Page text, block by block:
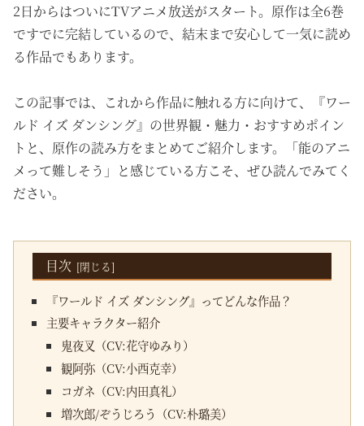
2日からはついにTVアニメ放送がスタート。原作は全6巻
ですでに完結しているので、結末まで安心して一気に読め
る作品でもあります。
この記事では、これから作品に触れる方に向けて、『ワー
ルド イズ ダンシング』の世界観・魅力・おすすめポイン
トと、原作の読み方をまとめてご紹介します。「能のアニ
メって難しそう」と感じている方こそ、ぜひ読んでみてく
ださい。
目次
『ワールド イズ ダンシング』ってどんな作品？
主要キャラクター紹介
鬼夜叉（CV:花守ゆみり）
観阿弥（CV:小西克幸）
コガネ（CV:内田真礼）
増次郎/ぞうじろう（CV:朴璐美）